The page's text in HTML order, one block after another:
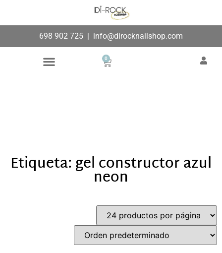
698 902 725 | info@dirocknailshop.com
0
Etiqueta: gel constructor azul
neon